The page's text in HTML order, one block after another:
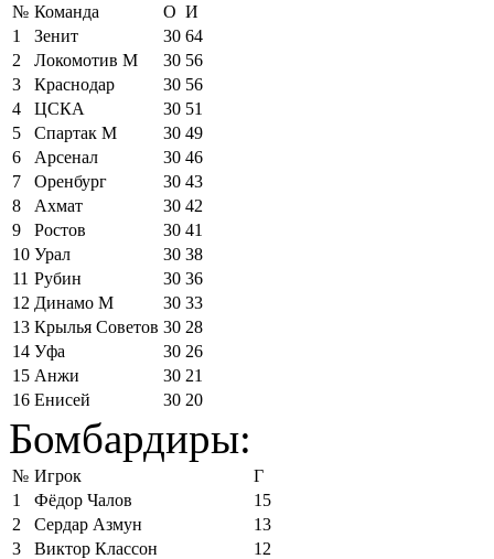
№ Команда О И
1
Зенит 30 64
2
Локомотив М 30 56
3
Краснодар 30 56
4
ЦСКА 30 51
5
Спартак М 30 49
6
Арсенал 30 46
7
Оренбург 30 43
8
Ахмат 30 42
9
Ростов 30 41
10 Урал 30 38
11 Рубин 30 36
12 Динамо М 30 33
13 Крылья Советов 30 28
14 Уфа 30 26
15 Анжи 30 21
16 Енисей 30 20
Бомбардиры:
№ Игрок
Г
1
Фёдор Чалов
15
2
Сердар Азмун
13
3
Виктор Классон
12